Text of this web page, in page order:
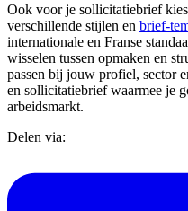
Ook voor je sollicitatiebrief
verschillende stijlen en brief-
internationale en Franse
wisselen tussen opmaken en
passen bij jouw profiel, sector
en sollicitatiebrief waarmee je
arbeidsmarkt.
Delen via: